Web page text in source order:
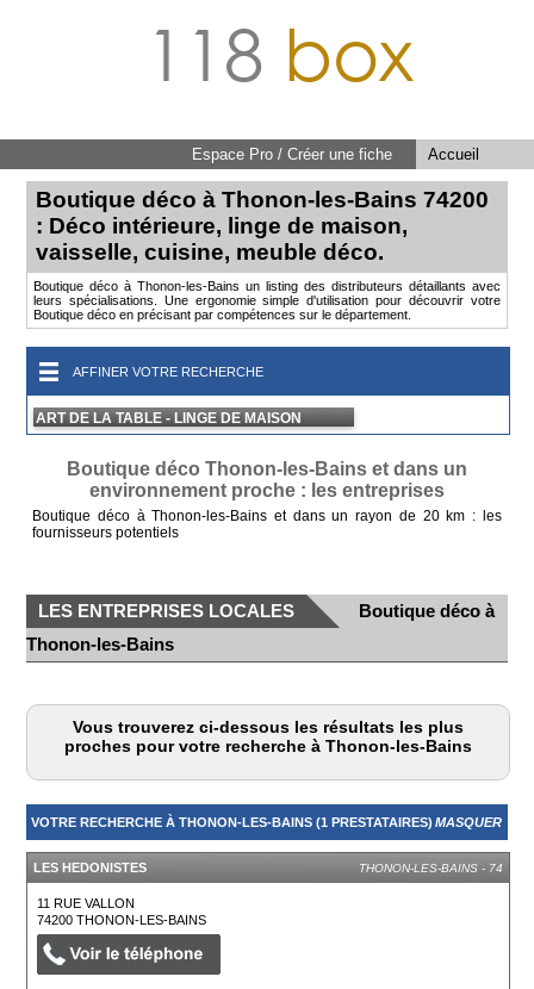
118 box
Accueil
Espace Pro / Créer une fiche
Boutique déco à Thonon-les-Bains 74200
: Déco intérieure, linge de maison,
vaisselle, cuisine, meuble déco.
Boutique déco à Thonon-les-Bains un listing des distributeurs détaillants avec
leurs spécialisations. Une ergonomie simple d'utilisation pour découvrir votre
Boutique déco en précisant par compétences sur le département.
AFFINER VOTRE RECHERCHE
ART DE LA TABLE - LINGE DE MAISON
Boutique déco Thonon-les-Bains et dans un
environnement proche : les entreprises
Boutique déco à Thonon-les-Bains et dans un rayon de 20 km : les
fournisseurs potentiels
LES ENTREPRISES LOCALES
Boutique déco à
Thonon-les-Bains
Vous trouverez ci-dessous les résultats les plus
proches pour votre recherche à Thonon-les-Bains
VOTRE RECHERCHE À THONON-LES-BAINS (1 PRESTATAIRES) MASQUER
LES HEDONISTES THONON-LES-BAINS - 74
11 RUE VALLON
74200THONON-LES-BAINS